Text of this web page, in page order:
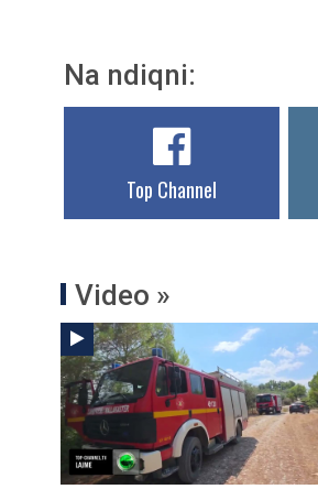
Na ndiqni:
Top Channel
Video »